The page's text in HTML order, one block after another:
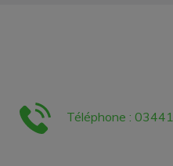
Téléphone :